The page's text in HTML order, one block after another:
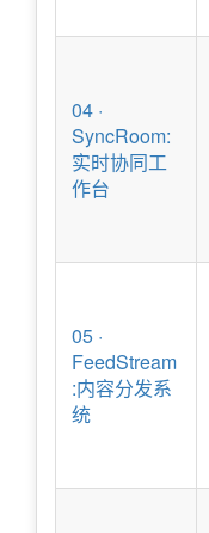
04 ·
SyncRoom:
实时协同工
作台
05 ·
FeedStream
:内容分发系
统